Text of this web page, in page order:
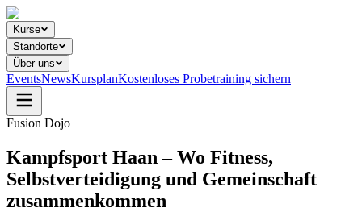
Kurse
Standorte
Über uns
EventsNewsKursplanKostenloses Probetraining sichern
Fusion Dojo
Kampfsport Haan – Wo Fitness,
Selbstverteidigung und Gemeinschaft
zusammenkommen